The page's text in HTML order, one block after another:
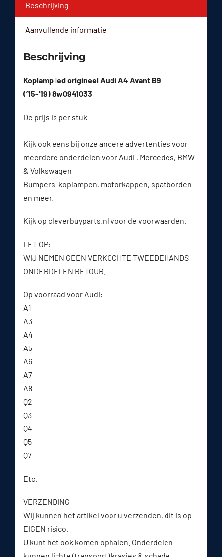
Beschrijving
Aanvullende informatie
Beschrijving
Koplamp led origineel Audi A4 Avant B9
(’15-’19) 8w0941033
De prijs is per stuk
Kijk ook eens bij onze andere advertenties voor
meerdere onderdelen voor Audi , Mercedes, BMW
& Volkswagen
Bumpers, koplampen, motorkappen, spatborden
en meer.
Kijk op cleverbuyparts.nl voor de voorwaarden.
LET OP:
WIJ NEMEN GEEN VERKOCHTE TWEEDEHANDS
ONDERDELEN RETOUR.
Op voorraad voor Audi:
A1
A3
A4
A5
A6
A7
A8
Q2
Q3
Q4
Q5
Q7
Etc.
VERZENDING
Wij kunnen het artikel voor u verzenden, dit is op
EIGEN risico.
U kunt het ook komen ophalen. Onderdelen